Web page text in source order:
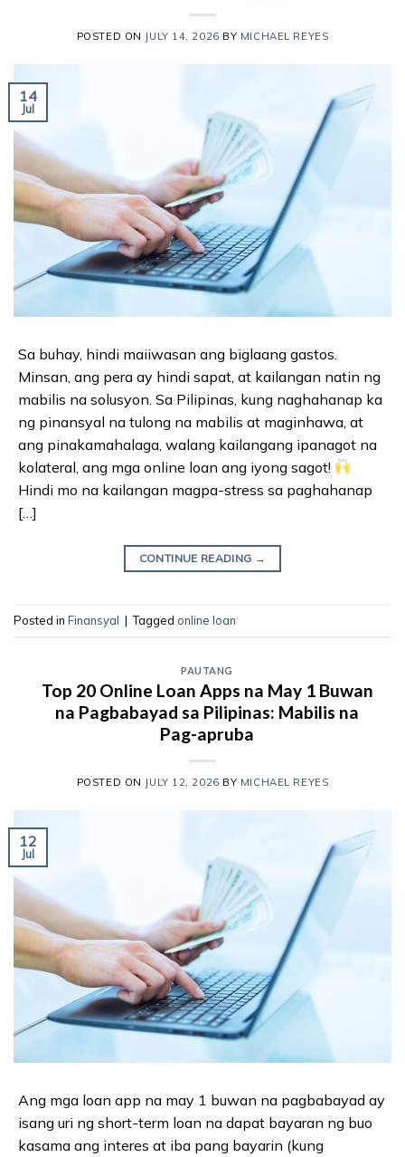
POSTED ON JULY 14, 2026 BY MICHAEL REYES
14
Jul
Sa buhay, hindi maiiwasan ang biglaang gastos.
Minsan, ang pera ay hindi sapat, at kailangan natin ng
mabilis na solusyon. Sa Pilipinas, kung naghahanap ka
ng pinansyal na tulong na mabilis at maginhawa, at
ang pinakamahalaga, walang kailangang ipanagot na
kolateral, ang mga online loan ang iyong sagot!
Hindi mo na kailangan magpa-stress sa paghahanap
[…]
CONTINUE READING →
Posted in Finansyal | Tagged online loan
PAUTANG
Top 20 Online Loan Apps na May 1 Buwan
na Pagbabayad sa Pilipinas: Mabilis na
Pag-apruba
POSTED ON JULY 12, 2026 BY MICHAEL REYES
12
Jul
Ang mga loan app na may 1 buwan na pagbabayad ay
isang uri ng short-term loan na dapat bayaran ng buo
kasama ang interes at iba pang bayarin (kung